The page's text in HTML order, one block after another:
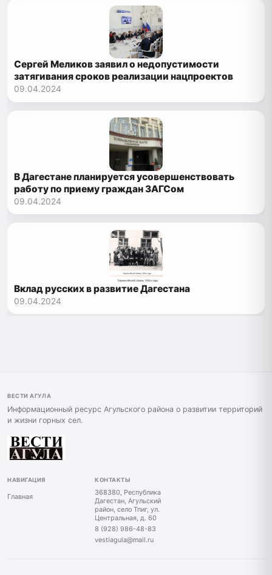
Сергей Меликов заявил о недопустимости
затягивания сроков реализации нацпроектов
09.04.2024
В Дагестане планируется усовершенствовать
работу по приему граждан ЗАГСом
09.04.2024
Вклад русских в развитие Дагестана
09.04.2024
ВЕСТИ АГУЛА
Информационный ресурс Агульского района о развитии территорий
и жизни горных сел.
НАВИГАЦИЯ
Главная
КОНТАКТЫ
368380, Республика
Дагестан, Агульский
район, село Тпиг, ул.
Центральная, д. 60
8 (928) 986-48-83
vestiagula@mail.ru